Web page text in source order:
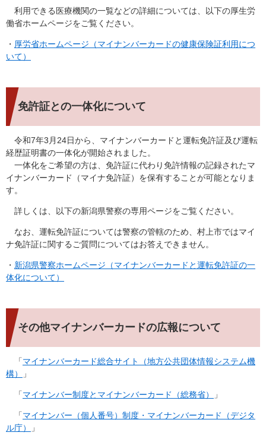
利用できる医療機関の一覧などの詳細については、以下の厚生労
働省ホームページをご覧ください。
・ 厚労省ホームページ（マイナンバーカードの健康保険証利用につ
いて）
免許証との一体化について
令和7年3月24日から、マイナンバーカードと運転免許証及び運転
経歴証明書の一体化が開始されました。
一体化をご希望の方は、免許証に代わり免許情報の記録されたマ
イナンバーカード（マイナ免許証）を保有することが可能となりま
す。
詳しくは、以下の新潟県警察の専用ページをご覧ください。
なお、運転免許証については警察の管轄のため、村上市ではマイ
ナ免許証に関するご質問についてはお答えできません。
・ 新潟県警察ホームページ（マイナンバーカードと運転免許証の一
体化について）
その他マイナンバーカードの広報について
「マイナンバーカード総合サイト（地方公共団体情報システム機
構）
」
「マイナンバー制度とマイナンバーカード（総務省） 」
「マイナンバー（個人番号）制度・マイナンバーカード（デジタ
ル庁）
」